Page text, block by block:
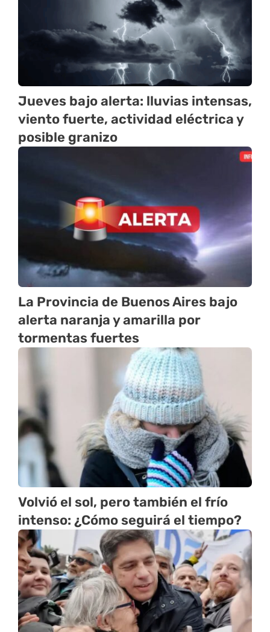
Jueves bajo alerta: lluvias intensas,
viento fuerte, actividad eléctrica y
posible granizo
La Provincia de Buenos Aires bajo
alerta naranja y amarilla por
tormentas fuertes
Volvió el sol, pero también el frío
intenso: ¿Cómo seguirá el tiempo?